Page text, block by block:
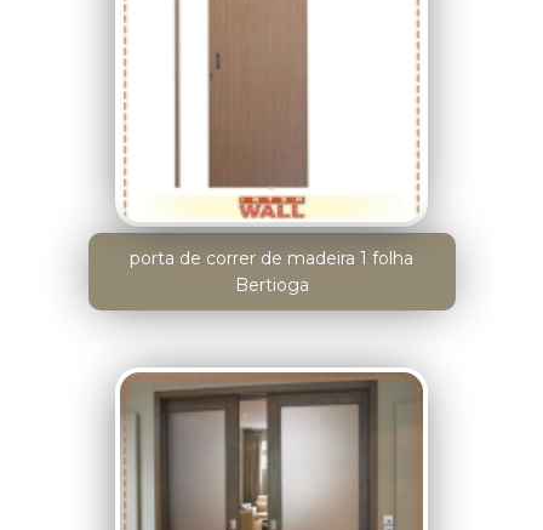
porta de correr de madeira 1 folha
Bertioga